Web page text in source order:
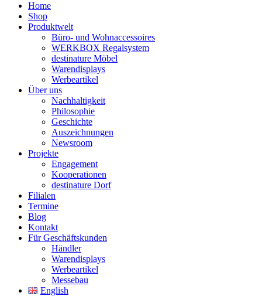
Home
Shop
Produktwelt
Büro- und Wohnaccessoires
WERKBOX Regalsystem
destinature Möbel
Warendisplays
Werbeartikel
Über uns
Nachhaltigkeit
Philosophie
Geschichte
Auszeichnungen
Newsroom
Projekte
Engagement
Kooperationen
destinature Dorf
Filialen
Termine
Blog
Kontakt
Für Geschäftskunden
Händler
Warendisplays
Werbeartikel
Messebau
English